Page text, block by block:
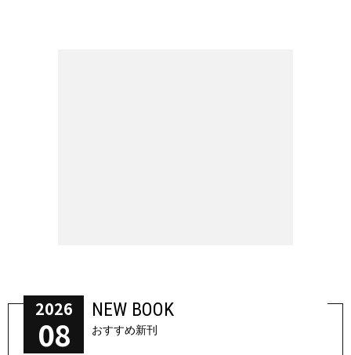
2026
08
NEW BOOK
おすすめ新刊